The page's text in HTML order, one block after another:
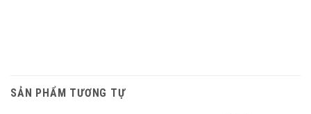
SẢN PHẨM TƯƠNG TỰ